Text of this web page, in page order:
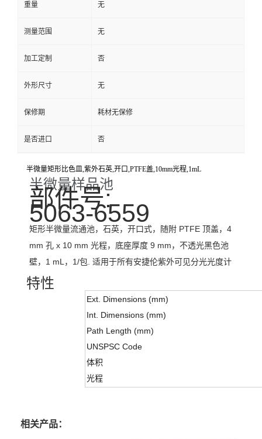
重量 无
测量范围 无
加工定制 否
外形尺寸 无
保修期 耗材无保修
是否进口 否
半微量矩形比色皿,紫外石英,开口,PTFE盖,10mm光程,1mL
半微量样品池
部件号:
5063-6559
矩形半微量流通池，石英，开口式，随附 PTFE 顶盖，4
mm 孔 x 10 mm 光程，底座厚度 9 mm，不透光黑色池
壁，1 mL，1/包. 适用于所有安捷伦紫外可见分光光度计
特性
Ext. Dimensions (mm)
Int. Dimensions (mm)
Path Length (mm)
UNSPSC Code
体积
光程
相关产品：